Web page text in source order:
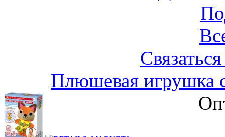
Плюшевая игрушка